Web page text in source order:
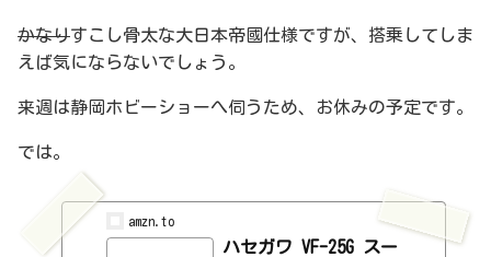
かなりすこし骨太な大日本帝國仕様ですが、搭乗してしま
えば気にならないでしょう。
来週は静岡ホビーショーへ伺うため、お休みの予定です。
では。
amzn.to
ハセガワ VF-25G スー